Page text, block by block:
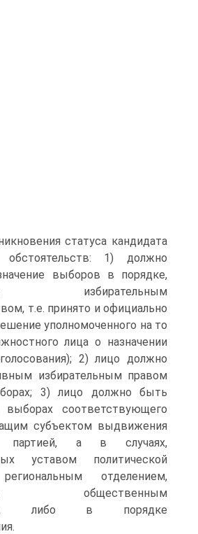
статуса кандидата
обстоятельств: 1) должно
выборов в порядке,
избирательным
т.е. принято и официально
уполномоченного на то
лица о назначении
2) лицо должно
избирательным правом
3) лицо должно быть
соответствующего
субъектом выдвижения
партией, а в случаях,
уставом политической
отделением,
общественным
либо в порядке